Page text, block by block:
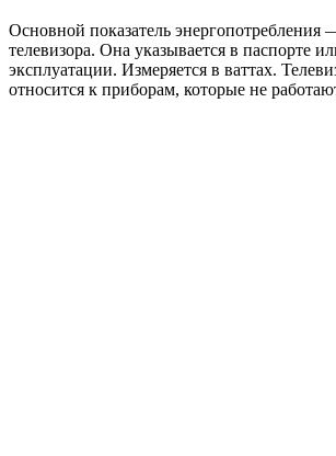
Основной показатель
телевизора. Она указывается в паспорте
эксплуатации. Измеряется в ваттах.
относится к приборам, которые не